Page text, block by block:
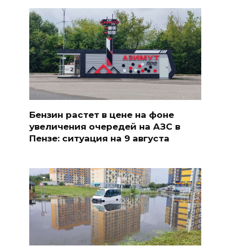
Бензин растет в цене на фоне
увеличения очередей на АЗС в
Пензе: ситуация на 9 августа